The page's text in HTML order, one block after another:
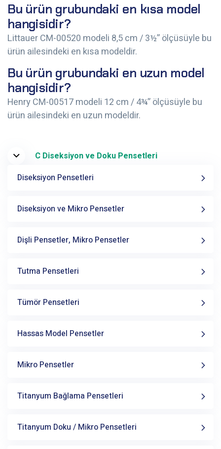
Bu ürün grubundaki en kısa model
hangisidir?
Littauer CM-00520 modeli 8,5 cm / 3½” ölçüsüyle bu
ürün ailesindeki en kısa modeldir.
Bu ürün grubundaki en uzun model
hangisidir?
Henry CM-00517 modeli 12 cm / 4¾” ölçüsüyle bu
ürün ailesindeki en uzun modeldir.
C Diseksiyon ve Doku Pensetleri
Diseksiyon Pensetleri
Diseksiyon ve Mikro Pensetler
Dişli Pensetler, Mikro Pensetler
Tutma Pensetleri
Tümör Pensetleri
Hassas Model Pensetler
Mikro Pensetler
Titanyum Bağlama Pensetleri
Titanyum Doku / Mikro Pensetleri